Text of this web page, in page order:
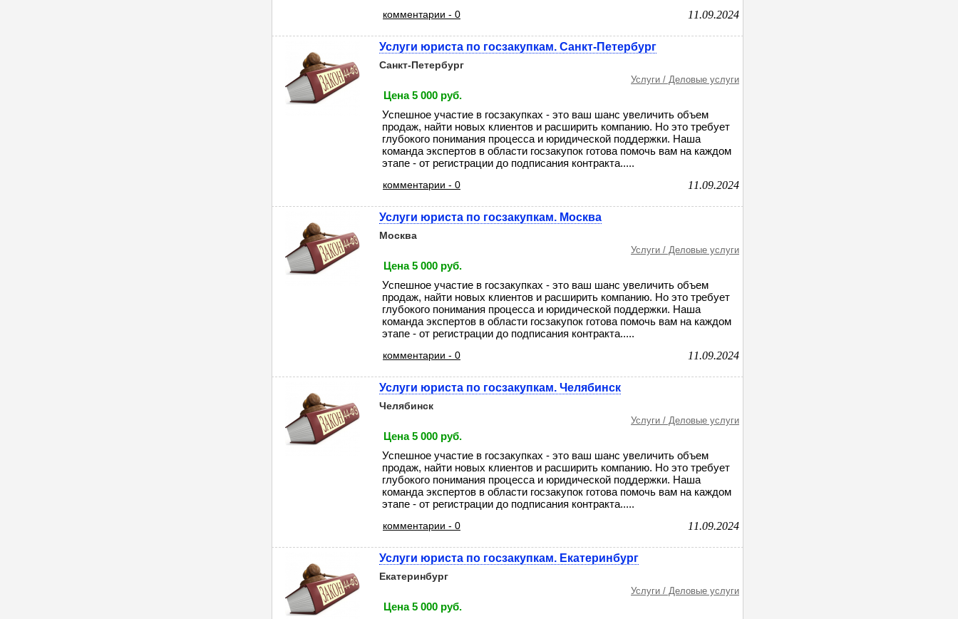
комментарии - 0 11.09.2024
Услуги юриста по госзакупкам. Санкт-Петербург
Санкт-Петербург
Услуги / Деловые услуги
Цена 5 000 руб.
Успешное участие в госзакупках - это ваш шанс увеличить объем
продаж, найти новых клиентов и расширить компанию. Но это требует
глубокого понимания процесса и юридической поддержки. Наша
команда экспертов в области госзакупок готова помочь вам на каждом
этапе - от регистрации до подписания контракта.....
комментарии - 0 11.09.2024
Услуги юриста по госзакупкам. Москва
Москва
Услуги / Деловые услуги
Цена 5 000 руб.
Успешное участие в госзакупках - это ваш шанс увеличить объем
продаж, найти новых клиентов и расширить компанию. Но это требует
глубокого понимания процесса и юридической поддержки. Наша
команда экспертов в области госзакупок готова помочь вам на каждом
этапе - от регистрации до подписания контракта.....
комментарии - 0 11.09.2024
Услуги юриста по госзакупкам. Челябинск
Челябинск
Услуги / Деловые услуги
Цена 5 000 руб.
Успешное участие в госзакупках - это ваш шанс увеличить объем
продаж, найти новых клиентов и расширить компанию. Но это требует
глубокого понимания процесса и юридической поддержки. Наша
команда экспертов в области госзакупок готова помочь вам на каждом
этапе - от регистрации до подписания контракта.....
комментарии - 0 11.09.2024
Услуги юриста по госзакупкам. Екатеринбург
Екатеринбург
Услуги / Деловые услуги
Цена 5 000 руб.